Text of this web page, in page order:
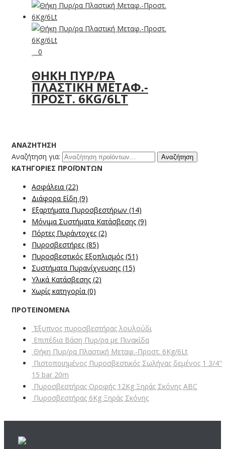
0
ΘΉΚΗ ΠΥΡ/ΡΑ
ΠΛΑΣΤΙΚΉ ΜΕΤΑΦ.-
ΠΡΟΣΤ. 6KG/6LT
ΑΝΑΖΉΤΗΣΗ
Αναζήτηση για:
Αναζήτηση
ΚΑΤΗΓΟΡΊΕΣ ΠΡΟΪΌΝΤΩΝ
Ασφάλεια (22)
Διάφορα Είδη (9)
Εξαρτήματα Πυροσβεστήρων (14)
Μόνιμα Συστήματα Κατάσβεσης (9)
Πόρτες Πυράντοχες (2)
Πυροσβεστήρες (85)
Πυροσβεστικός Εξοπλισμός (51)
Συστήματα Πυρανίχνευσης (15)
Υλικά Κατάσβεσης (2)
Χωρίς κατηγορία (0)
ΠΡΟΤΕΙΝΌΜΕΝΑ
Έξυπνος πυροσβεστήρας λουλούδι
Επιπέδια Βάση Πυρ/ρα με Πινακίδα
Θήκη Πυρ/ρα Πλαστική Μεταφ.-Προστ. 6Kg/6Lt
Πιστοποιημένος Πυροσβεστικός Σωλήνας δεμένος 1 3/4"
15 bar 20m
Πυροσβεστήρας Οροφής 12Kg Ξηράς Σκόνης ABC
Πυροσβεστήρας 6Kg Ξηράς Σκόνης